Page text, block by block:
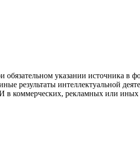
указании источника в
результаты интеллектуальной
коммерческих, рекламных или иных